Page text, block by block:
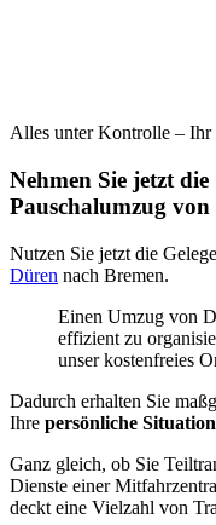
Alles unter Kontrolle – Ihr
Nehmen Sie jetzt
Pauschalumzug
Nutzen Sie jetzt die
Düren nach Bremen.
Einen Umzug von
effizient zu
unser kostenfreies
Dadurch erhalten Sie
Ihre persönliche Situation
Ganz gleich, ob Sie
Dienste einer
deckt eine Vielzahl von